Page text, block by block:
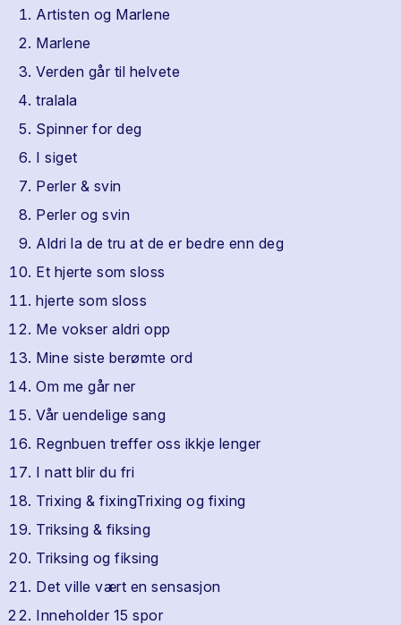
Artisten og Marlene
Marlene
Verden går til helvete
tralala
Spinner for deg
I siget
Perler & svin
Perler og svin
Aldri la de tru at de er bedre enn deg
Et hjerte som sloss
hjerte som sloss
Me vokser aldri opp
Mine siste berømte ord
Om me går ner
Vår uendelige sang
Regnbuen treffer oss ikkje lenger
I natt blir du fri
Trixing & fixingTrixing og fixing
Triksing & fiksing
Triksing og fiksing
Det ville vært en sensasjon
Inneholder 15 spor